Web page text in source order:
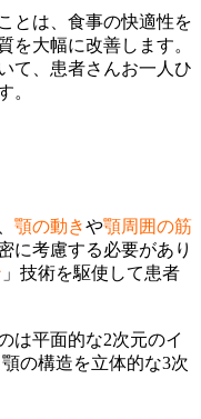
とは、食事の快適性を
を大幅に改善します。
て、患者さんお一人ひ
。
顎の動きや顎周囲の筋
に考慮する必要があり
」技術を駆使して患者
は平面的な2次元のイ
の構造を立体的な3次